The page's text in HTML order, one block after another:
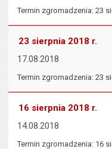
Termin zgromadzenia: 23
23 sierpnia 2018 r.
17.08.2018
Termin zgromadzenia: 23
16 sierpnia 2018 r.
14.08.2018
Termin zgromadzenia: 16